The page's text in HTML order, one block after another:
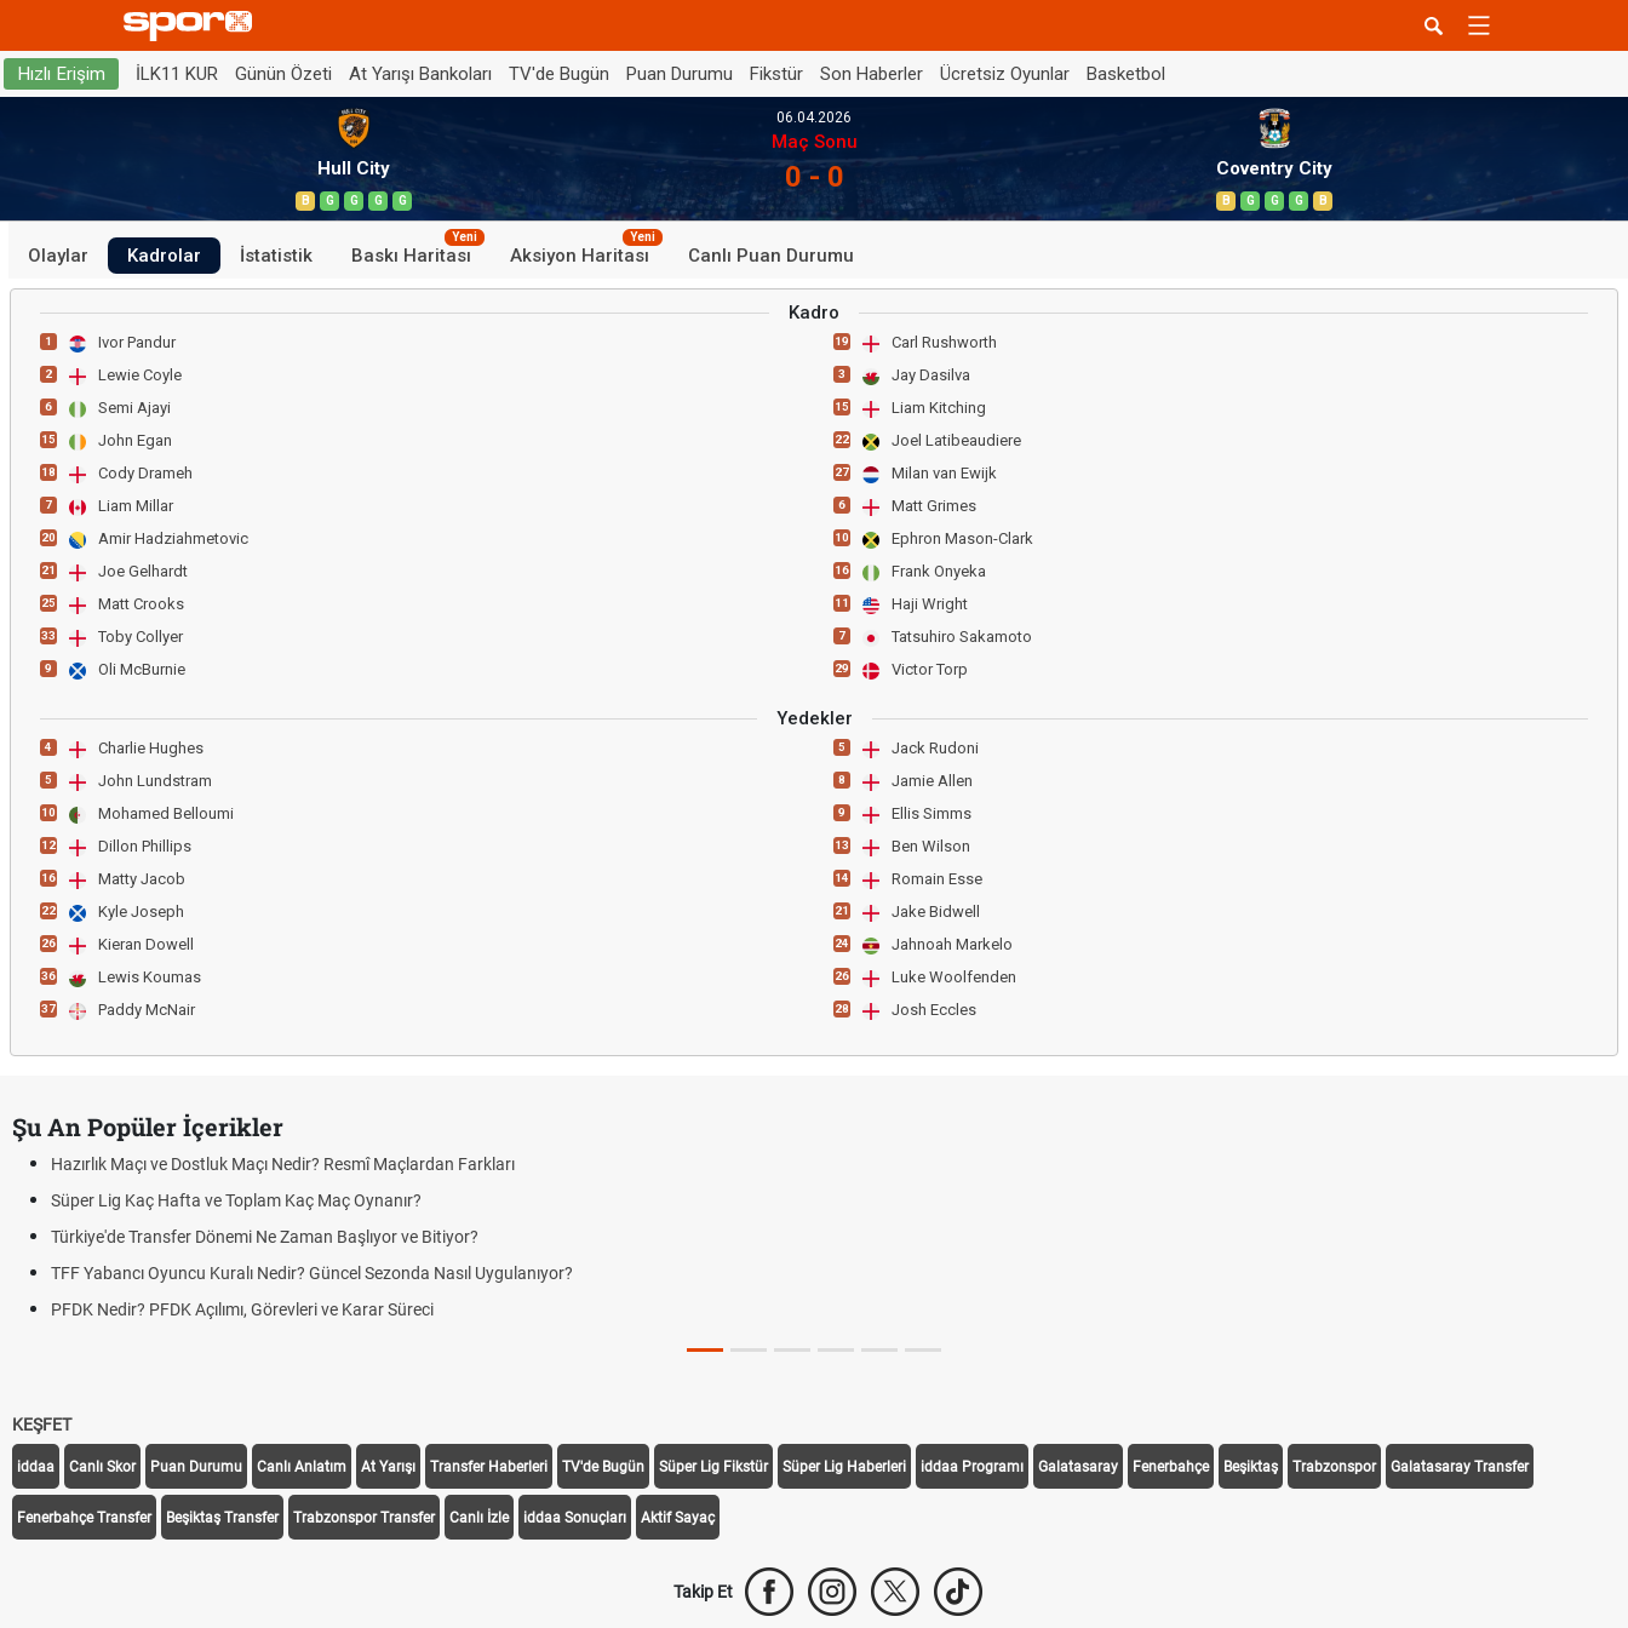
Hızlı Erişim İLK11 KUR Günün Özeti At Yarışı Bankoları TV'de Bugün Puan Durumu Fikstür Son Haberler Ücretsiz Oyunlar Basketbol
Hull City
B G G G G
06.04.2026
Maç Sonu
0 - 0 Coventry City
B G G G B
Olaylar Kadrolar İstatistik Baskı Haritası
Yeni
Aksiyon Haritası
Yeni
Canlı Puan Durumu
Kadro
1 Ivor Pandur
2 Lewie Coyle
6 Semi Ajayi
15 John Egan
18 Cody Drameh
7 Liam Millar
20 Amir Hadziahmetovic
21 Joe Gelhardt
25 Matt Crooks
33 Toby Collyer
9 Oli McBurnie
19 Carl Rushworth
3 Jay Dasilva
15 Liam Kitching
22 Joel Latibeaudiere
27 Milan van Ewijk
6 Matt Grimes
10 Ephron Mason-Clark
16 Frank Onyeka
11 Haji Wright
7 Tatsuhiro Sakamoto
29 Victor Torp
Yedekler
4 Charlie Hughes
5 John Lundstram
10 Mohamed Belloumi
12 Dillon Phillips
16 Matty Jacob
22 Kyle Joseph
26 Kieran Dowell
36 Lewis Koumas
37 Paddy McNair
5 Jack Rudoni
8 Jamie Allen
9 Ellis Simms
13 Ben Wilson
14 Romain Esse
21 Jake Bidwell
24 Jahnoah Markelo
26 Luke Woolfenden
28 Josh Eccles
Şu An Popüler İçerikler
Hazırlık Maçı ve Dostluk Maçı Nedir? Resmî Maçlardan Farkları
Süper Lig Kaç Hafta ve Toplam Kaç Maç Oynanır?
Türkiye'de Transfer Dönemi Ne Zaman Başlıyor ve Bitiyor?
TFF Yabancı Oyuncu Kuralı Nedir? Güncel Sezonda Nasıl Uygulanıyor?
PFDK Nedir? PFDK Açılımı, Görevleri ve Karar Süreci
KEŞFET
iddaa Canlı Skor Puan Durumu Canlı Anlatım At Yarışı Transfer Haberleri TV'de Bugün Süper Lig Fikstür Süper Lig Haberleri iddaa Programı Galatasaray Fenerbahçe Beşiktaş Trabzonspor Galatasaray Transfer
Fenerbahçe Transfer Beşiktaş Transfer Trabzonspor Transfer Canlı İzle iddaa Sonuçları Aktif Sayaç
Takip Et